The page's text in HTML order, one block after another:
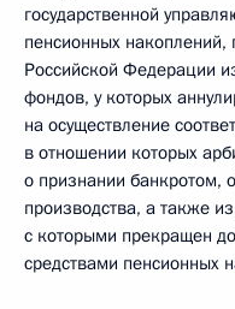
государственной
пенсионных
Российской Федерации
фондов, у которых
на осуществление
в отношении которых
о признании банкротом,
производства, а также
с которыми прекращен
средствами пенсионных